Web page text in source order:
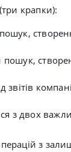
крапки):
звітів
з двох
з